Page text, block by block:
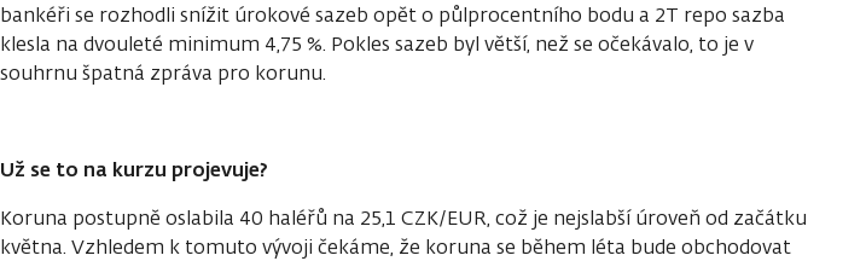
bankéři se rozhodli snížit úrokové sazeb opět o půlprocentního bodu a 2T repo sazba
klesla na dvouleté minimum 4,75 %. Pokles sazeb byl větší, než se očekávalo, to je v
souhrnu špatná zpráva pro korunu.
Už se to na kurzu projevuje?
Koruna postupně oslabila 40 haléřů na 25,1 CZK/EUR, což je nejslabší úroveň od začátku
května. Vzhledem k tomuto vývoji čekáme, že koruna se během léta bude obchodovat